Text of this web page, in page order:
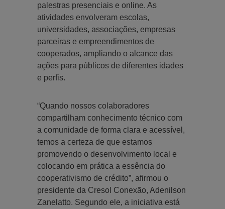
palestras presenciais e online. As
atividades envolveram escolas,
universidades, associações, empresas
parceiras e empreendimentos de
cooperados, ampliando o alcance das
ações para públicos de diferentes idades
e perfis.
“Quando nossos colaboradores
compartilham conhecimento técnico com
a comunidade de forma clara e acessível,
temos a certeza de que estamos
promovendo o desenvolvimento local e
colocando em prática a essência do
cooperativismo de crédito”, afirmou o
presidente da Cresol Conexão, Adenilson
Zanelatto. Segundo ele, a iniciativa está